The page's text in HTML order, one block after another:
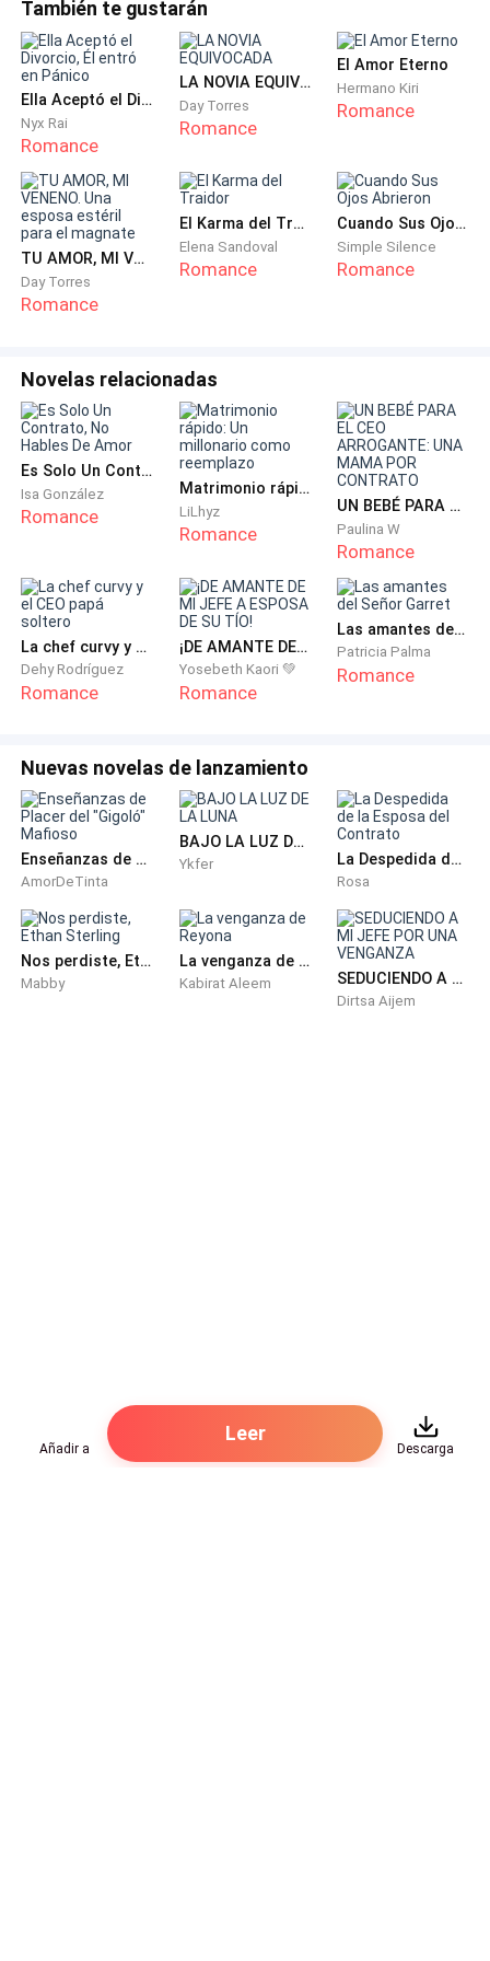
—Capisco. Mi metto subito all'opera. Gli onorari
saranno un po' alti per le esigenze e la rapidità
richiesta.
(Entiendo. Me pongo de inmediato a trabajar. Los
honorarios serán algo elevados por la exigencia y la
rapidez solicitada.)
—Non si preoccupi. I soldi sono l'ultimo dei miei
problemi. Faccio subito la transazione: metà adesso,
(No se preocupe. El dinero es el menor de mis
problemas. Haré la transacción ahora mismo: la mitad
ahora, y el resto cuando tenga toda la información.)
—Perfetto. È un piacere fare affari con lei, signor
Ferrer. Ci capiamo molto bene. Buon pomeriggio.
(Perfecto. Es un placer hacer negocios con usted,
señor Ferrer. Nos entendemos muy bien. Que tenga
una buena tarde.)
También te gustarán
Ella Aceptó el Divorcio, Él entró en Pánico
Nyx Rai
Romance
LA NOVIA EQUIVOCADA
Day Torres
Romance
El Amor Eterno
Hermano Kiri
Romance
TU AMOR, MI VENENO. Una esposa estéril para el magnate
Day Torres
Romance
El Karma del Traidor
Elena Sandoval
Romance
Cuando Sus Ojos Abrieron
Simple Silence
Romance
Novelas relacionadas
Es Solo Un Contrato, No Hables De Amor
Isa González
Romance
Matrimonio rápido: Un millonario como reemplazo
LiLhyz
Romance
UN BEBÉ PARA EL CEO ARROGANTE: UNA MAMA POR CONTRATO
Paulina W
Romance
La chef curvy y el CEO papá soltero
Dehy Rodríguez
Romance
¡DE AMANTE DE MI JEFE A ESPOSA DE SU TÍO!
Yosebeth Kaori 💚
Romance
Las amantes del Señor Garret
Patricia Palma
Romance
Nuevas novelas de lanzamiento
Enseñanzas de Placer del "Gigoló" Mafioso
AmorDeTinta
BAJO LA LUZ DE LA LUNA
Ykfer La Despedida de la Esposa del Contrato
Rosa
Nos perdiste, Ethan Sterling
Mabby
La venganza de Reyona
Kabirat Aleem SEDUCIENDO A MI JEFE POR UNA VENGANZA
Dirtsa Aijem
Añadir a
Leer
Descarga